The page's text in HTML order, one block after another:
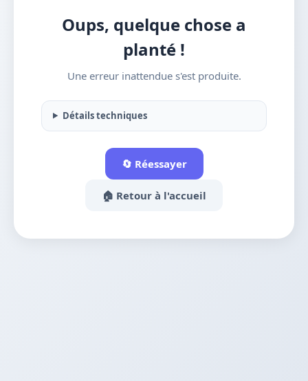
Oups, quelque chose a
planté !
Une erreur inattendue s'est produite.
Détails techniques
🔄 Réessayer
🏠 Retour à l'accueil